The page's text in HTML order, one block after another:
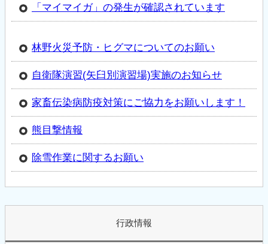
「マイマイガ」の発生が確認されています
林野火災予防・ヒグマについてのお願い
自衛隊演習(矢臼別演習場)実施のお知らせ
家畜伝染病防疫対策にご協力をお願いします！
熊目撃情報
除雪作業に関するお願い
行政情報